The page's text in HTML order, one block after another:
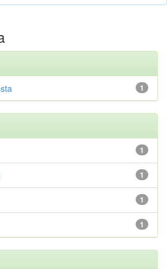
1
1
1
1
1